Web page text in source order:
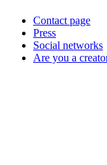
Contact page
Press
Social networks
Are you a